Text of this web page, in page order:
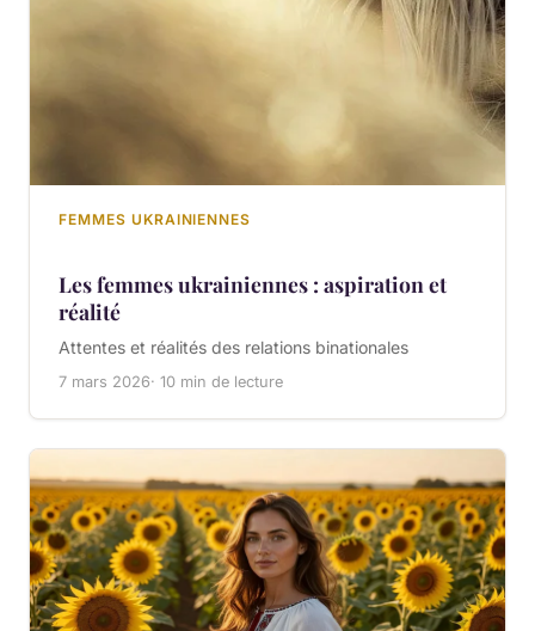
FEMMES UKRAINIENNES
Les femmes ukrainiennes : aspiration et
réalité
Attentes et réalités des relations binationales
7 mars 2026· 10 min de lecture